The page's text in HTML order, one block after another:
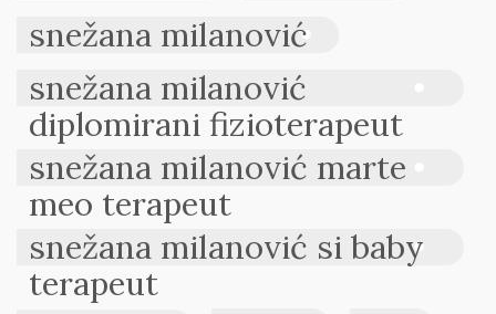
snežana milanović
snežana milanović
diplomirani fizioterapeut
snežana milanović marte
meo terapeut
snežana milanović si baby
terapeut